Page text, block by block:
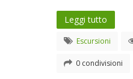
Leggi tutto
Escursioni
0 condivisioni